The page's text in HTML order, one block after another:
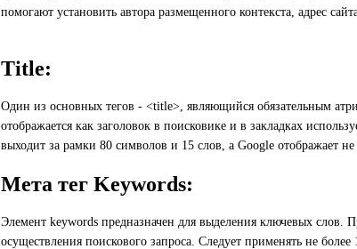
помогают установить автора размещенного контекста, адрес
Title:
Один из основных тегов - <title>, являющийся обязательным
отображается как заголовок в поисковике и в закладках
выходит за рамки 80 символов и 15 слов, а Google отображает
Мета тег Keywords:
Элемент keywords предназначен для выделения ключевых слов.
осуществления поискового запроса. Следует применять не